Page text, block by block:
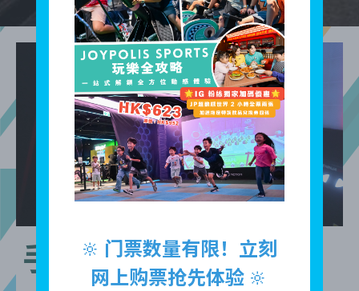
手里剑飞镖王
🔆 门票数量有限！立刻
网上购票抢先体验 🔆